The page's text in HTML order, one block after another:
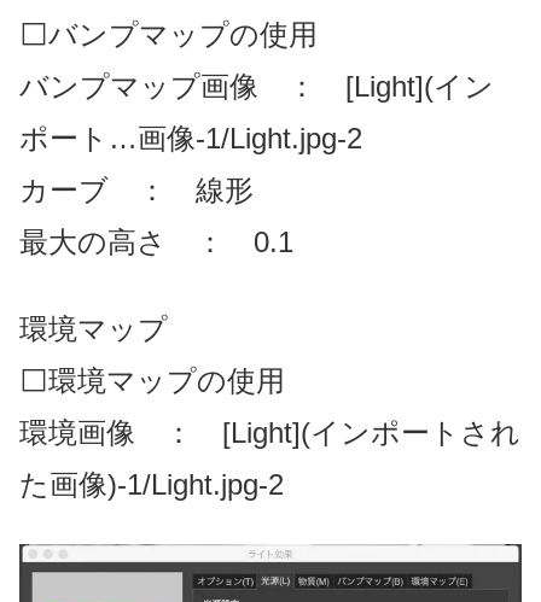
⬜バンプマップの使用
バンプマップ画像 ： [Light](イン
ポート…画像-1/Light.jpg-2
カーブ ： 線形
最大の高さ ： 0.1
環境マップ
⬜環境マップの使用
環境画像 ： [Light](インポートされ
た画像)-1/Light.jpg-2